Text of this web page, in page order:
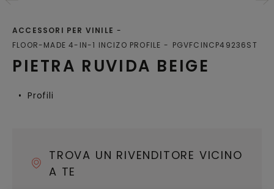
PIETRA RUVIDA BEIGE
ACCESSORI PER VINILE
FLOOR-MADE 4-IN-1 INCIZO PROFILE
PGVFCINCP49236ST
Profili
TROVA UN RIVENDITORE VICINO
A TE